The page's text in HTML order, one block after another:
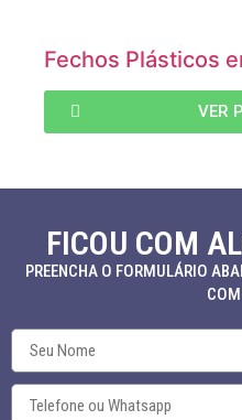
Fechos Plásticos
VER
FICOU COM
PREENCHA O FORMULÁRIO